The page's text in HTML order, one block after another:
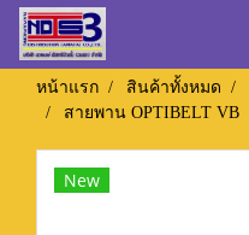
หน้าแรก สินค้าทั้งหมด
สายพาน OPTIBELT VB
New